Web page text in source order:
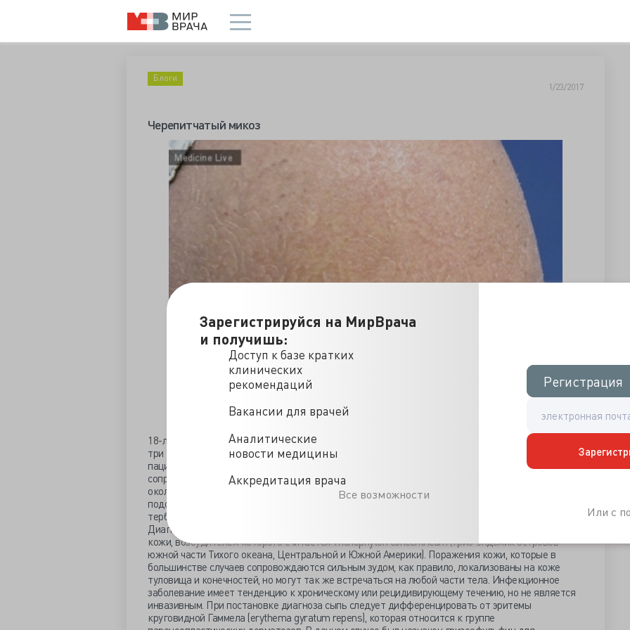
Зарегистрируйся на МирВрача
и получишь:
Доступ к базе кратких
клинических
рекомендаций
Вакансии для врачей
Аналитические
новости медицины
Аккредитация врача
Все возможности
Регистрация
Регистрация
Или с
Блоги
1/23/2017
Черепитчатый микоз
18-летняя уроженка Фиджи обратилась с жалобами на кожные высыпания, которые появилась
три года назад. На представленном фото можно увидеть, как выглядела сыпь на плечах
пациентки. Кожные поражения концентрической формы с чешуйчатой поверхностью
сопровождались зудом и быстро распространялись, охватив на момент осмотра уже более
около 70 % поверхности тела. Следует отметить, что у брата пациентки были обнаружены
подобные симптомы. По поводу сыпи девушке ранее был назначен курс гризеофульвина и
тербинафина, что на некоторое время приостановило развитие заболевания.
Диагностированный черепитчатый микоз (tinea imbricata) — редкое инфекционное заболевание
кожи, возбудителем которого считается Trichophyton concentricum (гриб-эндемик островов
южной части Тихого океана, Центральной и Южной Америки). Поражения кожи, которые в
большинстве случаев сопровождаются сильным зудом, как правило, локализованы на коже
туловища и конечностей, но могут так же встречаться на любой части тела. Инфекционное
заболевание имеет тенденцию к хроническому или рецидивирующему течению, но не является
инвазивным. При постановке диагноза сыпь следует дифференцировать от эритемы
круговидной Гаммела (erythema gyratum repens), которая относится к группе